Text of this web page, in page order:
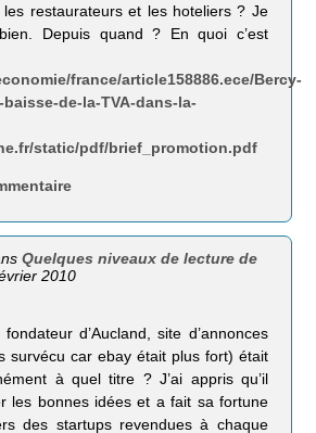
restaurateurs et les hoteliers ? Je
Depuis quand ? En quoi c’est
france/article158886.ece/Bercy-
de-la-TVA-dans-la-
static/pdf/brief_promotion.pdf
Quelques niveaux de lecture de
2010
d’Aucland, site d’annonces
survécu car ebay était plus fort) était
à quel titre ? J’ai appris qu’il
les bonnes idées et a fait sa fortune
des startups revendues à chaque